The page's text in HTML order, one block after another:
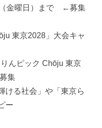
（金曜日）まで ←募集
東京2028」大会キャ
んピック Chōju 東京
集
ける社会」や「東京ら
ー